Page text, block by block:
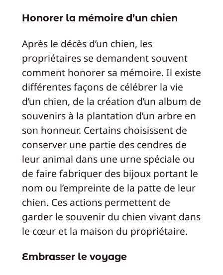
Honorer la mémoire d’un chien
Après le décès d’un chien, les
propriétaires se demandent souvent
comment honorer sa mémoire. Il existe
différentes façons de célébrer la vie
d’un chien, de la création d’un album de
souvenirs à la plantation d’un arbre en
son honneur. Certains choisissent de
conserver une partie des cendres de
leur animal dans une urne spéciale ou
de faire fabriquer des bijoux portant le
nom ou l’empreinte de la patte de leur
chien. Ces actions permettent de
garder le souvenir du chien vivant dans
le cœur et la maison du propriétaire.
Embrasser le voyage